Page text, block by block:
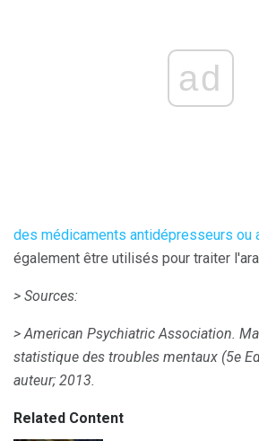
ad
des médicaments antidépresseurs ou
également être utilisés pour traiter
> Sources:
> American Psychiatric Association.
statistique des troubles mentaux (5e
auteur; 2013.
Related Content